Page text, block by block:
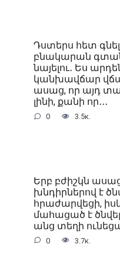
Դստերս հետ
բնակարան
նայելու․ Ես
կանխավճար
ասաց, որ այդ
լինի, քանի որ․․․
0 3.5к.
Երբ բժիշկն
խնդիրներով է
հրաժարվեցի,
մահացած է
անց տեղի
0 3.7к.